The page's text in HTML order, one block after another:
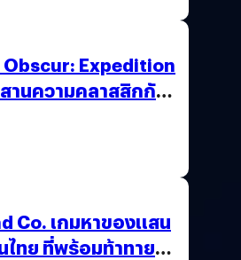
Expedition
สานความคลาสสิกกับ
Co. เกมหาของแสน
ไทย ที่พร้อมท้าทาย